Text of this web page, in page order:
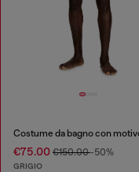
€75.00 €150.00-50%
GRIGIO